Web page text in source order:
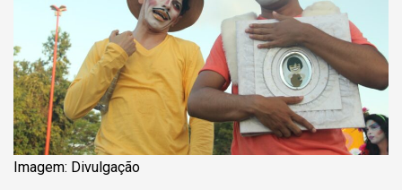
Imagem: Divulgação